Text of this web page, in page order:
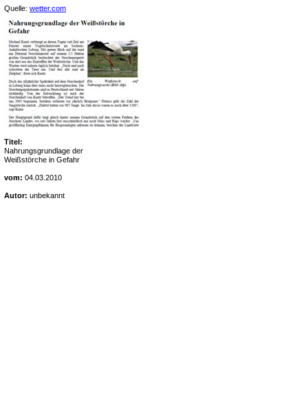
Quelle: wetter.com
Titel:
Nahrungsgrundlage der
Weißstörche in Gefahr
vom: 04.03.2010
Autor: unbekannt